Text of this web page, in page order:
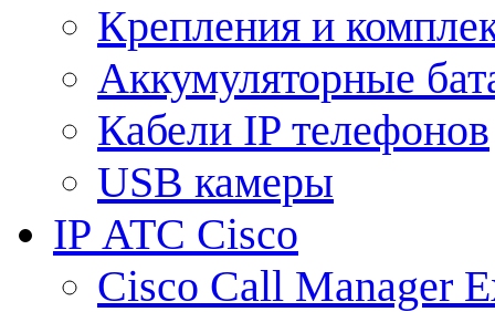
Крепления и
Аккумуляторные
Кабели IP телефонов
USB камеры
IP АТС Cisco
Cisco Call Manager